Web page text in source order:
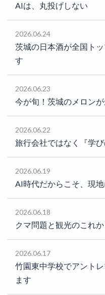
AIは、丸投げしない
2026.06.24
茨城の日本酒が全国ト
す
2026.06.23
今が旬！茨城のメロン
2026.06.22
旅行会社ではなく『学
2026.06.19
AI時代だからこそ、現
2026.06.18
クマ問題と観光のこれ
2026.06.17
竹園東中学校でアント
ます